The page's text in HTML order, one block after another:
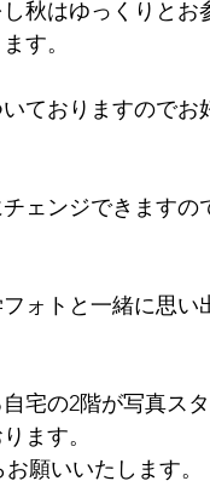
秋はゆっくりとお
す。
ておりますので
ェンジできますの
ォトと一緒に思い
宅の2階が写真スタ
ます。
願いいたします。